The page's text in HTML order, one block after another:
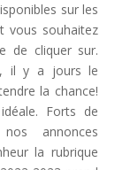
sur les
vous souhaitez
de cliquer sur.
il y a jours le
la chance!
Forts de
annonces
la rubrique